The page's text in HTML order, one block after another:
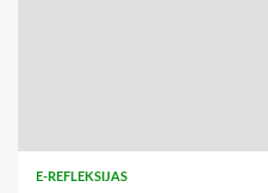
E-REFLEKSIJAS